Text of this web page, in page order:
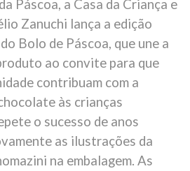
Páscoa, a Casa da Criança e
Zanuchi lança a edição
Bolo de Páscoa, que une a
ao convite para que
contribuam com a
às crianças
o sucesso de anos
as ilustrações da
na embalagem. As